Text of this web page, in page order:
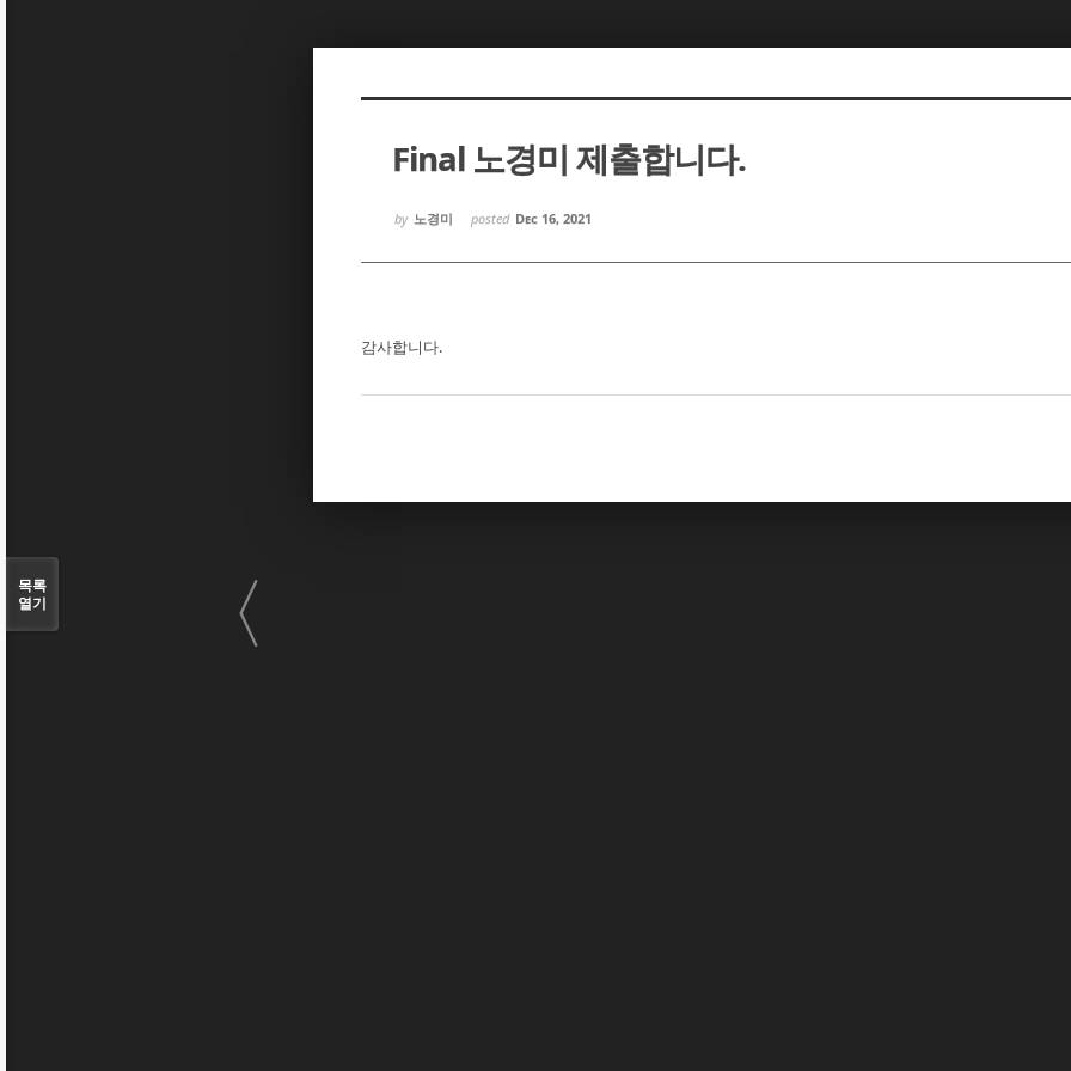
Final 노경미 제출합니다.
by 노경미 posted Dec 16, 2021
감사합니다.
〈
목록
열기
Sketchbook5, 스케치북5
Sketchbook5, 스케치북5
Sketchbook5, 스케치북5
Sketchbook5, 스케치북5